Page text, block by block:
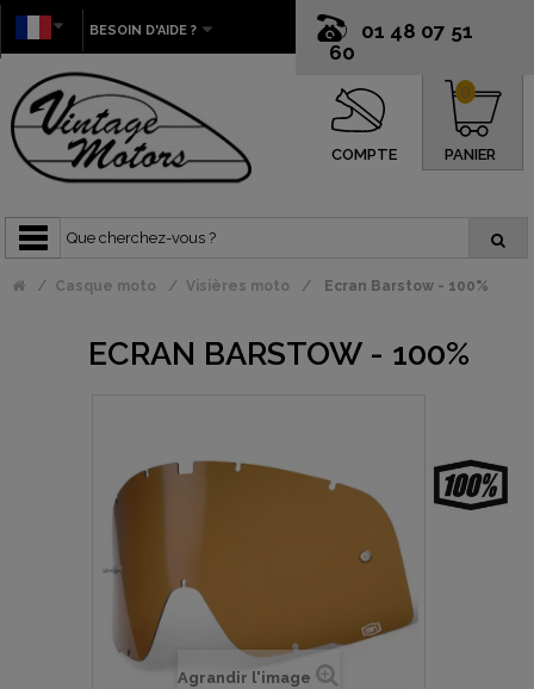
01 48 07 51
60
BESOIN D'AIDE ?
COMPTE PANIER
0
Casque moto Visières moto Ecran Barstow - 100%
ECRAN BARSTOW - 100%
Agrandir l'image